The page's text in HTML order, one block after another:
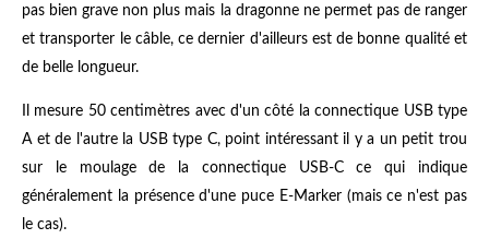
pas bien grave non plus mais la dragonne ne permet pas de ranger
et transporter le câble, ce dernier d'ailleurs est de bonne qualité et
de belle longueur.
Il mesure 50 centimètres avec d'un côté la connectique USB type
A et de l'autre la USB type C, point intéressant il y a un petit trou
sur le moulage de la connectique USB-C ce qui indique
généralement la présence d'une puce E-Marker (mais ce n'est pas
le cas).